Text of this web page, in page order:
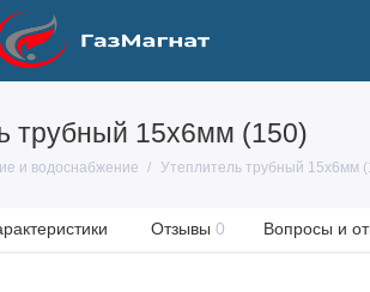
трубный 15х6мм (150)
и водоснабжение Утеплитель трубный 15х6мм
Отзывы 0 Вопросы и